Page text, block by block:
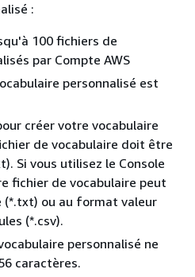
:
100 fichiers de
par Compte AWS
personnalisé est
créer votre vocabulaire
de vocabulaire doit être
Si vous utilisez le Console
fichier de vocabulaire peut
ou au format valeur
(*.csv).
personnalisé ne
caractères.